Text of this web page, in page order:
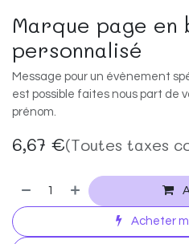
Marque page en
personnalisé
Message pour un évènement
est possible faites nous part de
prénom.
6,67 €(Toutes taxes
Acheter